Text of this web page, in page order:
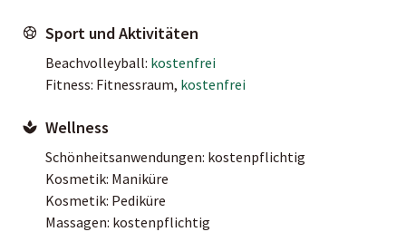
Sport und Aktivitäten
Beachvolleyball: kostenfrei
Fitness: Fitnessraum, kostenfrei
Wellness
Schönheitsanwendungen: kostenpflichtig
Kosmetik: Maniküre
Kosmetik: Pediküre
Massagen: kostenpflichtig